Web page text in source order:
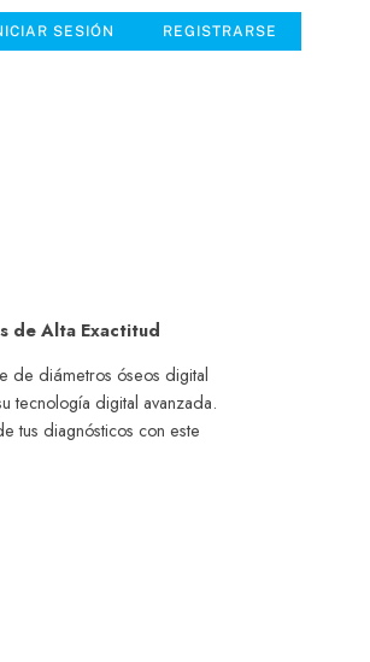
SESIÓN REGISTRARSE
de Alta Exactitud
de diámetros óseos digital
tecnología digital avanzada.
tus diagnósticos con este